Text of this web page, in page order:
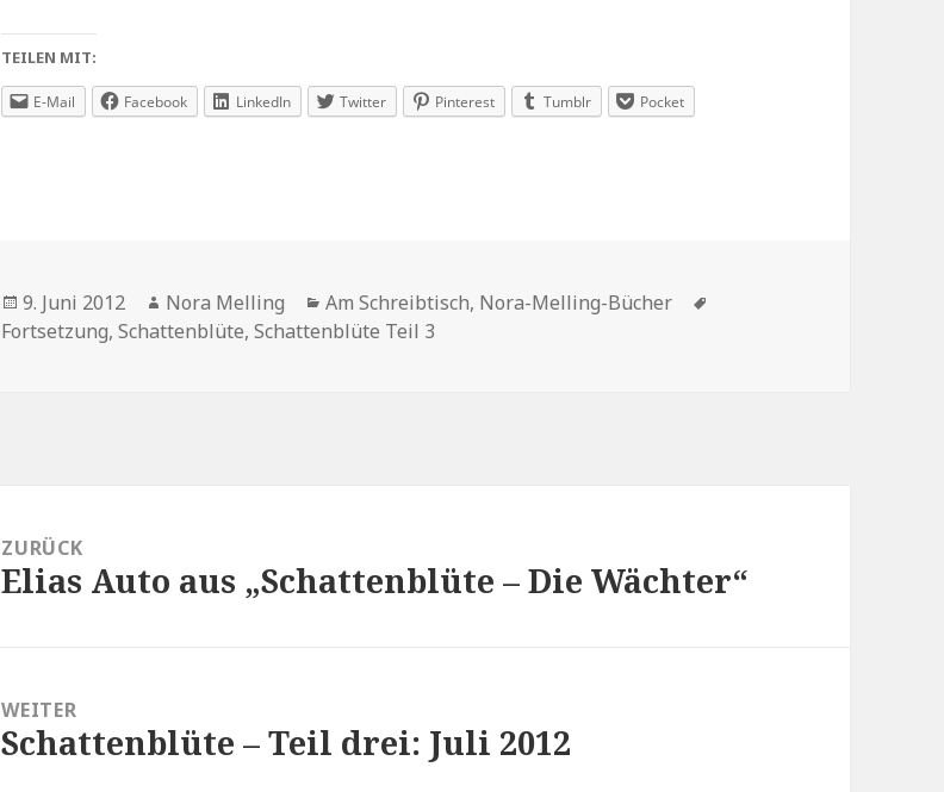
TEILEN MIT:
E-Mail Facebook LinkedIn Twitter Pinterest Tumblr Pocket
Veröffentlicht
am
9. Juni 2012 Autor
Nora Melling Kategorien
Am Schreibtisch, Nora-Melling-Bücher
Fortsetzung,Schattenblüte,Schattenblüte Teil 3
ZURÜCK
Vorheriger
Elias Auto aus „Schattenblüte – Die Wächter“
WEITER
Nächster
Schattenblüte – Teil drei: Juli 2012